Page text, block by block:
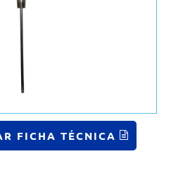
FICHA TÉCNICA